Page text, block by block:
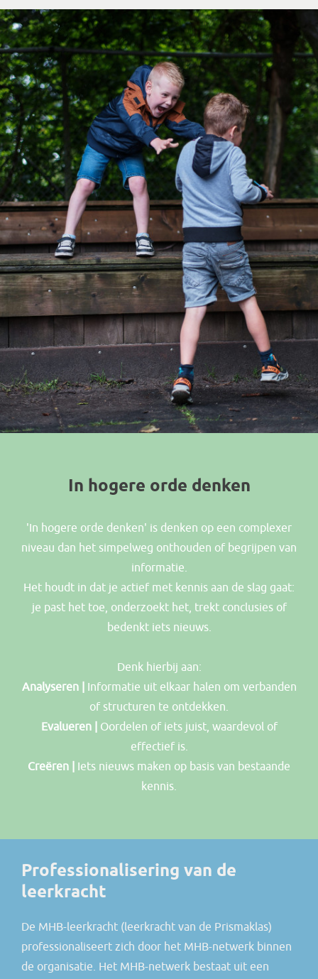
In hogere orde denken
'In hogere orde denken' is denken op een complexer
niveau dan het simpelweg onthouden of begrijpen van
informatie.
Het houdt in dat je actief met kennis aan de slag gaat:
je past het toe, onderzoekt het, trekt conclusies of
bedenkt iets nieuws.
Denk hierbij aan:
Analyseren | Informatie uit elkaar halen om verbanden
of structuren te ontdekken.
Evalueren |
Oordelen of iets juist, waardevol of
effectief is.
Creëren |
Iets nieuws maken op basis van bestaande
kennis.
Professionalisering van de
leerkracht
De MHB-leerkracht (leerkracht van de Prismaklas)
professionaliseert zich door het MHB-netwerk binnen
de organisatie. Het MHB-netwerk bestaat uit een